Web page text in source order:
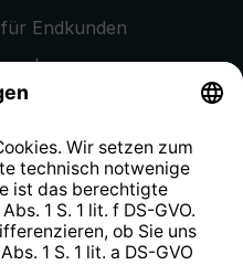
Endkunden